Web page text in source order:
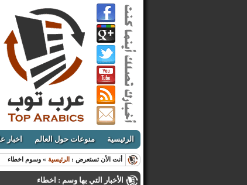
الرئيسية منوعات حول العالم اخبار
أنت الأن تستعرض : الرئيسية » وسوم اخطاء
الأخبار التي بها وسم : اخطاء